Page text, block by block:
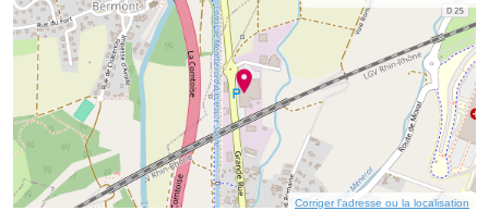
Corriger l’adresse ou la localisation